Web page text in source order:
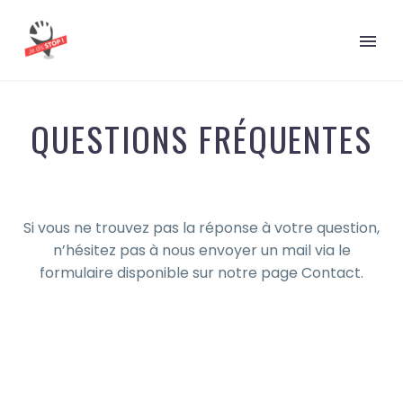
QUESTIONS FRÉQUENTES
Si vous ne trouvez pas la réponse à votre question,
n’hésitez pas à nous envoyer un mail via le
formulaire disponible sur notre page Contact.